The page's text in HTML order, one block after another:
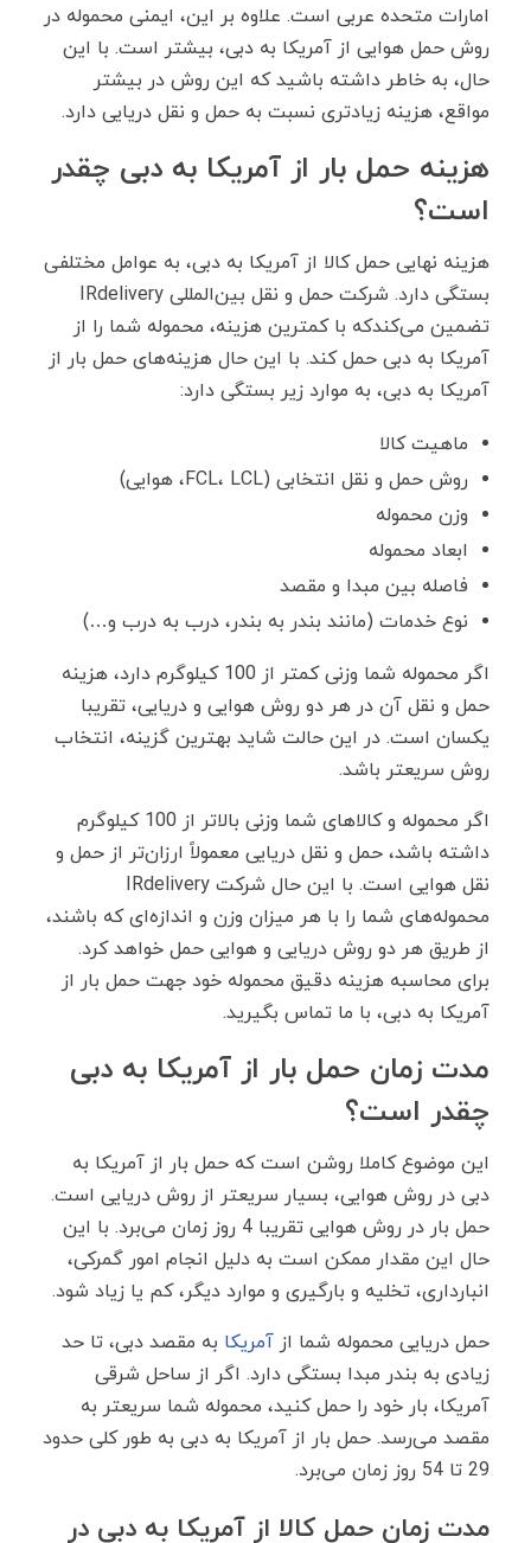
امارات متحده عربی است. علاوه بر این، ایمنی محموله در
روش حمل هوایی از آمریکا به دبی، بیشتر است. با این
حال، به خاطر داشته باشید که این روش در بیشتر
مواقع، هزینه زیادتری نسبت به حمل و نقل دریایی دارد.
هزینه حمل بار از آمریکا به دبی چقدر
است؟
هزینه نهایی حمل کالا از آمریکا به دبی، به عوامل مختلفی
بستگی دارد. شرکت حمل و نقل بین‌المللی IRdelivery
تضمین می‌کندکه با کمترین هزینه، محموله شما را از
آمریکا به دبی حمل کند. با این حال هزینه‌های حمل بار از
آمریکا به دبی، به موارد زیر بستگی دارد:
ماهیت کالا
روش حمل و نقل انتخابی (FCL، LCL، هوایی)
وزن محموله
ابعاد محموله
فاصله بین مبدا و مقصد
نوع خدمات (مانند بندر به بندر، درب به درب و…)
اگر محموله شما وزنی کمتر از 100 کیلوگرم دارد، هزینه
حمل و نقل آن در هر دو روش هوایی و دریایی، تقریبا
یکسان است. در این حالت شاید بهترین گزینه، انتخاب
روش سریعتر باشد.
اگر محموله و کالا‌های شما وزنی بالاتر از 100 کیلوگرم
داشته باشد، حمل و نقل دریایی معمولاً ارزان‌تر از حمل و
نقل هوایی است. با این حال شرکت IRdelivery
محموله‌های شما را با هر میزان وزن و اندازه‌ای که باشند،
از طریق هر دو روش دریایی و هوایی حمل خواهد کرد.
برای محاسبه هزینه دقیق محموله خود جهت حمل بار از
آمریکا به دبی، با ما تماس بگیرید.
مدت زمان حمل بار از آمریکا به دبی
چقدر است؟
این موضوع کاملا روشن است که حمل بار از آمریکا به
دبی در روش هوایی، بسیار سریعتر از روش دریایی است.
حمل بار در روش هوایی تقریبا 4 روز زمان می‌برد. با این
حال این مقدار ممکن است به دلیل انجام امور گمرکی،
انبارداری، تخلیه و بارگیری و موارد دیگر، کم یا زیاد شود.
حمل دریایی محموله شما از آمریکا به مقصد دبی، تا حد
زیادی به بندر مبدا بستگی دارد. اگر از ساحل شرقی
آمریکا، بار خود را حمل کنید، محموله شما سریعتر به
مقصد می‌رسد. حمل بار از آمریکا به دبی به طور کلی حدود
29 تا 54 روز زمان می‌برد.
مدت زمان حمل کالا از آمریکا به دبی در